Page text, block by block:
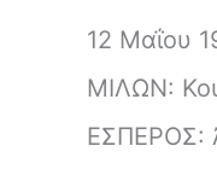
12 Μαΐου
ΜΙΛΩΝ:
ΕΣΠΕΡΟΣ: